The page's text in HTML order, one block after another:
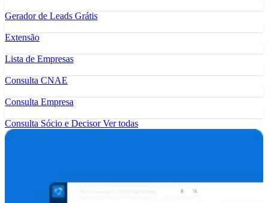
Gerador de Leads Grátis
Extensão
Lista de Empresas
Consulta CNAE
Consulta Empresa
Consulta Sócio e DecisorVer todas